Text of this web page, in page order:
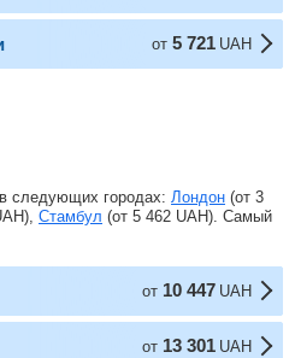
от 5 721 UAH
следующих городах: Лондон (от 3
), Стамбул (от 5 462 UAH). Самый
от 10 447 UAH
от 13 301 UAH